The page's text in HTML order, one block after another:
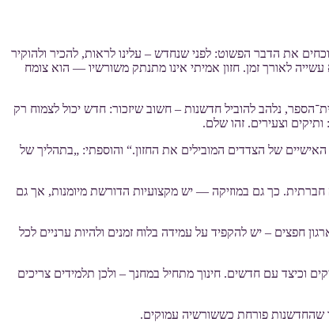
את הדבר הפשוט: לפני שנחדש – עלינו לראות, להכיר ולהוקיר
לאורך זמן. חזון אמיתי אינו מתנתק משורשיו — הוא צומח
נלהב להוביל חדשנות – חשוב שיזכור: חדש יכול לצמוח רק
וצעירים. זהו שלם.
של הצדדים המובילים את החזון.“ והוספתי: „בתהליך של
כך גם במוזיקה — יש מקצועיות הדורשת מיומנות, אך גם
חפצים – יש להקפיד על עמידה בלוח זמנים ולהיות ערניים לכל
וכיצד עם חדשים. חינוך מתחיל במחנך – ולכן תלמידים צריכים
שהחדשנות פורחת כששורשיה עמוקים.